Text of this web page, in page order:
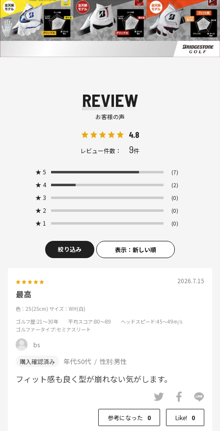
REVIEW
お客様の声
4.8
レビュー件数： 9件
★ 5 (7)
★ 4 (2)
★ 3 (0)
★ 2 (0)
★ 1 (0)
絞り込み 表示：新しい順
2026.7.15
最高
色：25(25cm) サイズ：WH(白)
ゴルフ歴:21～30年 平均スコア:80～89 ヘッドスピード:45～49m/s
ゴルファータイプ:セミアスリート
bs
年代:50代 性別:男性
フィット感も良く型が崩れない気がします。
参考になった 0 Like! 0